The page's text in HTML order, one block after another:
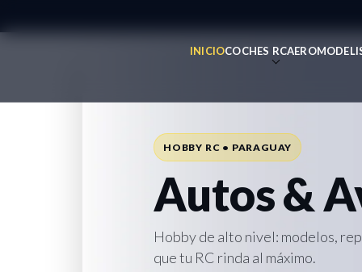
INICIOCOCHES RC
HOBBY RC • PARAGUAY
Autos &
Hobby de alto nivel: modelos,
que tu RC rinda al máximo.
REPUESTOS • ACCESORIOS •
Todo para